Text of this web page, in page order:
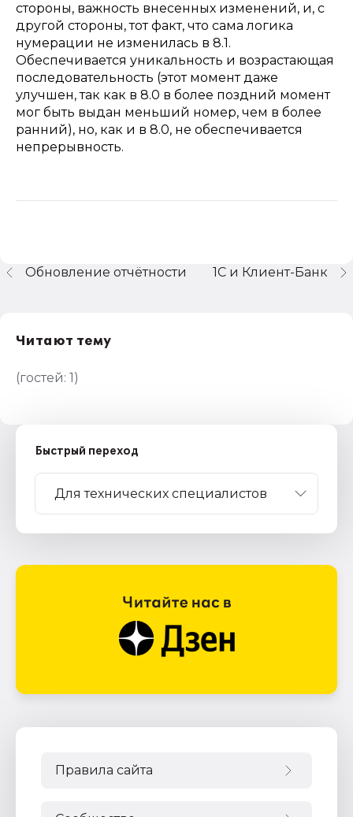
стороны, важность внесенных изменений, и, с
другой стороны, тот факт, что сама логика
нумерации не изменилась в 8.1.
Обеспечивается уникальность и возрастающая
последовательность (этот момент даже
улучшен, так как в 8.0 в более поздний момент
мог быть выдан меньший номер, чем в более
ранний), но, как и в 8.0, не обеспечивается
непрерывность.
1С и Клиент-Банк
Обновление отчётности
Читают тему
(гостей: 1)
Быстрый переход
Правила сайта